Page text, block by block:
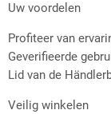
Uw voordelen
Profiteer van
Geverifieerde
Lid van de
Veilig winkelen